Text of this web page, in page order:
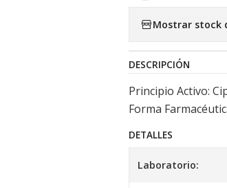
Mostrar stock
DESCRIPCIÓN
Principio Activo:
Forma
DETALLES
Laboratorio: